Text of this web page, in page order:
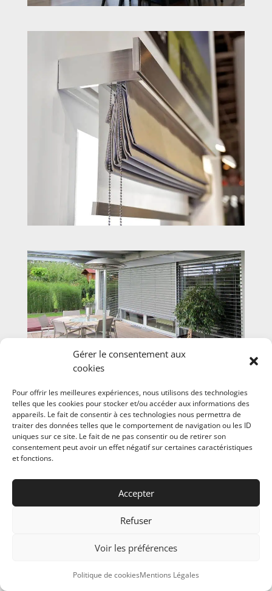
Gérer le consentement aux
cookies
Pour offrir les meilleures expériences, nous utilisons des technologies
telles que les cookies pour stocker et/ou accéder aux informations des
appareils. Le fait de consentir à ces technologies nous permettra de
traiter des données telles que le comportement de navigation ou les ID
uniques sur ce site. Le fait de ne pas consentir ou de retirer son
consentement peut avoir un effet négatif sur certaines caractéristiques
et fonctions.
Accepter
Refuser
Voir les préférences
Politique de cookiesMentions Légales
Appelez-nous au 04 67 58 82 26